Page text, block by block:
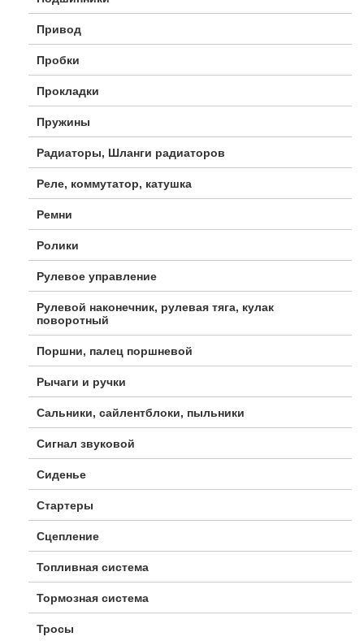
Привод
Пробки
Прокладки
Пружины
Радиаторы, Шланги радиаторов
Реле, коммутатор, катушка
Ремни
Ролики
Рулевое управление
Рулевой наконечник, рулевая тяга, кулак
поворотный
Поршни, палец поршневой
Рычаги и ручки
Сальники, сайлентблоки, пыльники
Сигнал звуковой
Сиденье
Стартеры
Сцепление
Топливная система
Тормозная система
Тросы